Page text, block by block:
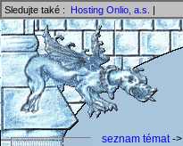
Sledujte také : Hosting Onlio, a.s. |
seznam témat->